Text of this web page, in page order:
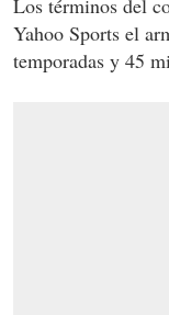
Los términos del
Yahoo Sports el
temporadas y 45